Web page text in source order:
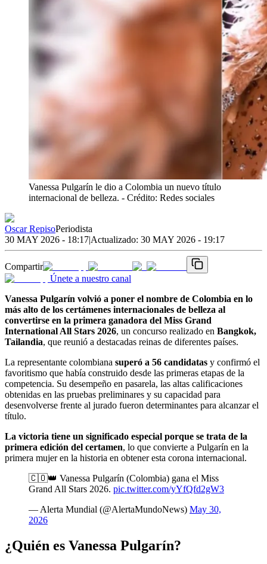
Vanessa Pulgarín le dio a Colombia un nuevo título
internacional de belleza. - Crédito: Redes sociales
Oscar RepisoPeriodista
30 MAY 2026 - 18:17|Actualizado: 30 MAY 2026 - 19:17
Compartir
Únete a nuestro canal
Vanessa Pulgarín volvió a poner el nombre de Colombia en lo
más alto de los certámenes internacionales de belleza al
convertirse en la primera ganadora del Miss Grand
International All Stars 2026, un concurso realizado en Bangkok,
Tailandia, que reunió a destacadas reinas de diferentes países.
La representante colombiana superó a 56 candidatas y confirmó el
favoritismo que había construido desde las primeras etapas de la
competencia. Su desempeño en pasarela, las altas calificaciones
obtenidas en las pruebas preliminares y su capacidad para
desenvolverse frente al jurado fueron determinantes para alcanzar el
título.
La victoria tiene un significado especial porque se trata de la
primera edición del certamen, lo que convierte a Pulgarín en la
primera mujer en la historia en obtener esta corona internacional.
🇨🇴👑 Vanessa Pulgarín (Colombia) gana el Miss
Grand All Stars 2026. pic.twitter.com/yYfQfd2gW3
— Alerta Mundial (@AlertaMundoNews) May 30,
2026
¿Quién es Vanessa Pulgarín?